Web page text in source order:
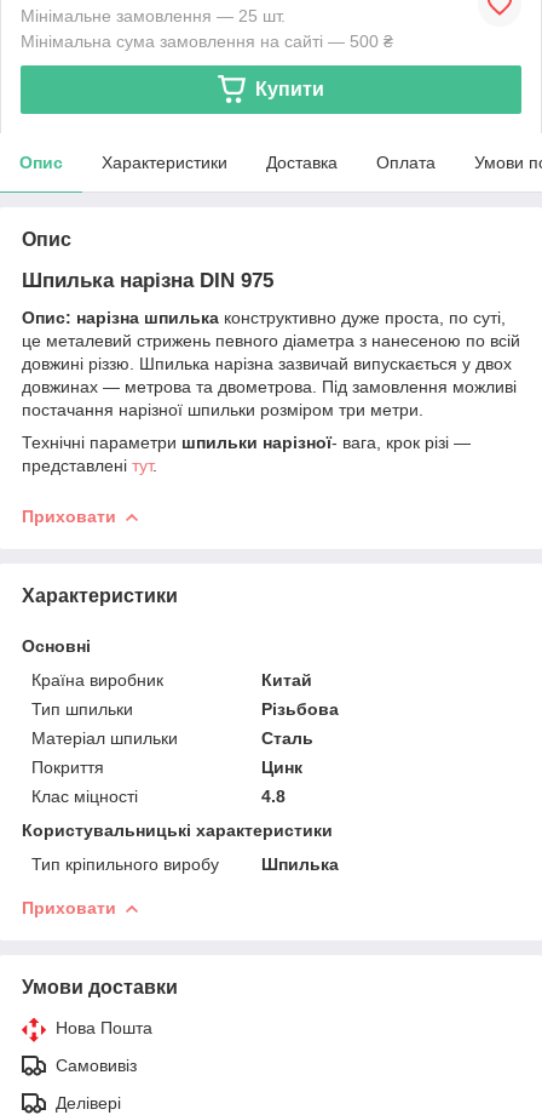
Мінімальне замовлення — 25 шт.
Мінімальна сума замовлення на сайті — 500 ₴
Купити
Опис Характеристики Доставка Оплата Умови
Опис
Шпилька нарізна DIN 975
Опис: нарізна шпилька конструктивно дуже проста, по суті,
це металевий стрижень певного діаметра з нанесеною по всій
довжині різзю. Шпилька нарізна зазвичай випускається у двох
довжинах — метрова та двометрова. Під замовлення можливі
постачання нарізної шпильки розміром три метри.
Технічні параметри шпильки нарізної- вага, крок різі —
представлені тут.
Приховати
Характеристики
Основні
Країна виробник
Китай
Тип шпильки
Різьбова
Матеріал шпильки
Сталь
Покриття
Цинк
Клас міцності
4.8
Користувальницькі характеристики
Тип кріпильного виробу
Шпилька
Приховати
Умови доставки
Нова Пошта
Самовивіз
Делівері